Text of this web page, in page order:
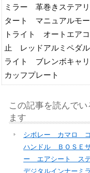
ミラー 革巻きステア
タート マニュアルモ
トライト オートエア
止 レッドアルミペダ
ライト ブレンボキャ
カッフプレート
この記事を読んで
ます
シボレー カマロ
ハンドル ＢＯＳＥ
ー エアシート ス
デジタルインナー